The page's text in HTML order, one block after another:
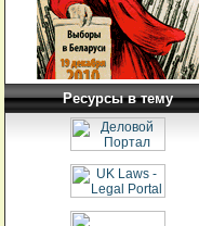
Ресурсы в тему